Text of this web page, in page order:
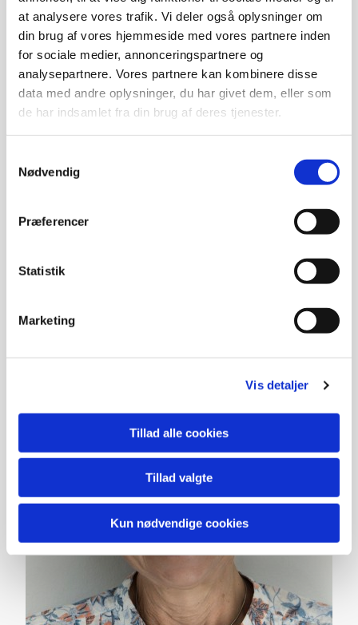
at analysere vores trafik. Vi deler også oplysninger om
din brug af vores hjemmeside med vores partnere inden
for sociale medier, annonceringspartnere og
analysepartnere. Vores partnere kan kombinere disse
data med andre oplysninger, du har givet dem, eller som
de har indsamlet fra din brug af deres tjenester.
Nødvendig
Præferencer
Statistik
Marketing
Vis detaljer
Tillad alle cookies
Tillad valgte
Kun nødvendige cookies